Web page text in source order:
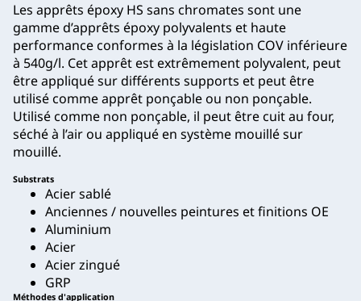
Les apprêts époxy HS sans chromates sont une
gamme d’apprêts époxy polyvalents et haute
performance conformes à la législation COV inférieure
à 540g/l. Cet apprêt est extrêmement polyvalent, peut
être appliqué sur différents supports et peut être
utilisé comme apprêt ponçable ou non ponçable.
Utilisé comme non ponçable, il peut être cuit au four,
séché à l’air ou appliqué en système mouillé sur
mouillé.
Substrats
Acier sablé
Anciennes / nouvelles peintures et finitions OE
Aluminium
Acier
Acier zingué
GRP
Méthodes d'application